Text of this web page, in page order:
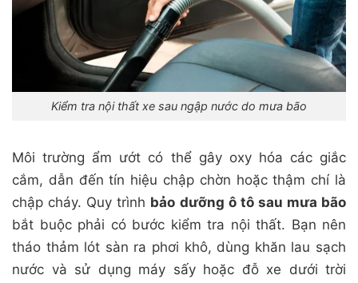
Kiểm tra nội thất xe sau ngập nước do mưa bão
Môi trường ẩm ướt có thể gây oxy hóa các giắc
cắm, dẫn đến tín hiệu chập chờn hoặc thậm chí là
chập cháy. Quy trình bảo dưỡng ô tô sau mưa bão
bắt buộc phải có bước kiểm tra nội thất. Bạn nên
tháo thảm lót sàn ra phơi khô, dùng khăn lau sạch
nước và sử dụng máy sấy hoặc đỗ xe dưới trời